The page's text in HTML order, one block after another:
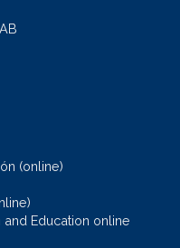
(online)
Education online